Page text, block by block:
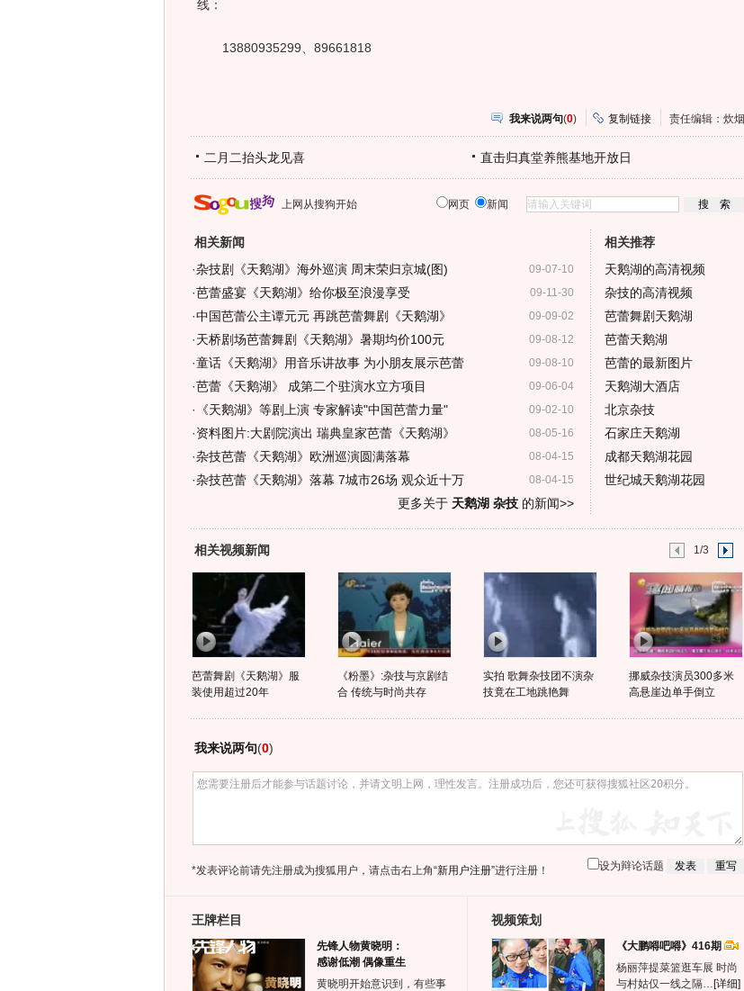
线：
13880935299、89661818
我来说两句(0) 复制链接 责任编辑：炊烟
二月二抬头龙见喜 直击归真堂养熊基地开放日
上网从搜狗开始 网页 新闻
相关新闻
09-07-10
·杂技剧《天鹅湖》海外巡演 周末荣归京城(图)
09-11-30
·芭蕾盛宴《天鹅湖》给你极至浪漫享受
09-09-02
·中国芭蕾公主谭元元 再跳芭蕾舞剧《天鹅湖》
09-08-12
·天桥剧场芭蕾舞剧《天鹅湖》暑期均价100元
09-08-10
·童话《天鹅湖》用音乐讲故事 为小朋友展示芭蕾
09-06-04
·芭蕾《天鹅湖》 成第二个驻演水立方项目
09-02-10
· 《天鹅湖》等剧上演 专家解读"中国芭蕾力量"
08-05-16
·资料图片:大剧院演出 瑞典皇家芭蕾《天鹅湖》
08-04-15
·杂技芭蕾《天鹅湖》欧洲巡演圆满落幕
08-04-15
·杂技芭蕾《天鹅湖》落幕 7城市26场 观众近十万
更多关于 天鹅湖 杂技的新闻>>
相关推荐
天鹅湖的高清视频
杂技的高清视频
芭蕾舞剧天鹅湖
芭蕾天鹅湖
芭蕾的最新图片
天鹅湖大酒店
北京杂技
石家庄天鹅湖
成都天鹅湖花园
世纪城天鹅湖花园
相关视频新闻 1/3
芭蕾舞剧《天鹅湖》服
装使用超过20年
《粉墨》:杂技与京剧结
合 传统与时尚共存
实拍 歌舞杂技团不演杂
技竟在工地跳艳舞
挪威杂技演员300多米
高悬崖边单手倒立
我来说两句(0)
*发表评论前请先注册成为搜狐用户，请点击右上角“新用户注册”进行注册！ 设为辩论话题
王牌栏目
先锋人物黄晓明：
感谢低潮 偶像重生
黄晓明开始意识到，有些事
视频策划
《大鹏嘚吧嘚》416期
杨丽萍提菜篮逛车展 时尚
与村姑仅一线之隔… [详细]